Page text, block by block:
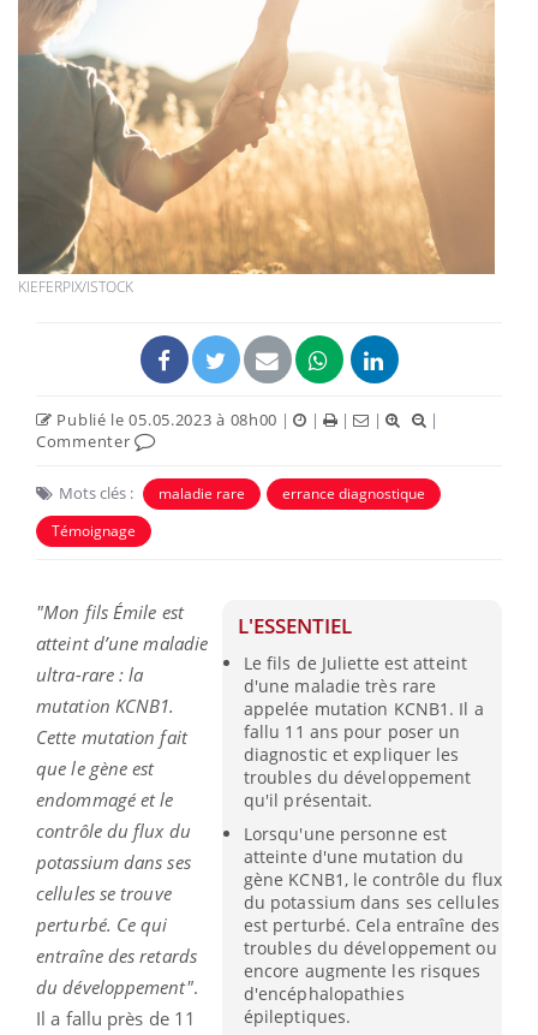
KIEFERPIX/ISTOCK
Publié le 05.05.2023 à 08h00 | | | |
|
Commenter
Mots clés : maladie rare
errance diagnostique
Témoignage
L'ESSENTIEL
Le fils de Juliette est atteint
d'une maladie très rare
appelée mutation KCNB1. Il a
fallu 11 ans pour poser un
diagnostic et expliquer les
troubles du développement
qu'il présentait.
Lorsqu'une personne est
atteinte d'une mutation du
gène KCNB1, le contrôle du flux
du potassium dans ses cellules
est perturbé. Cela entraîne des
troubles du développement ou
encore augmente les risques
d'encéphalopathies
épileptiques.
"Mon fils Émile est
atteint d’une maladie
ultra-rare : la
mutation KCNB1.
Cette mutation fait
que le gène est
endommagé et le
contrôle du flux du
potassium dans ses
cellules se trouve
perturbé. Ce qui
entraîne des retards
du développement".
Il a fallu près de 11